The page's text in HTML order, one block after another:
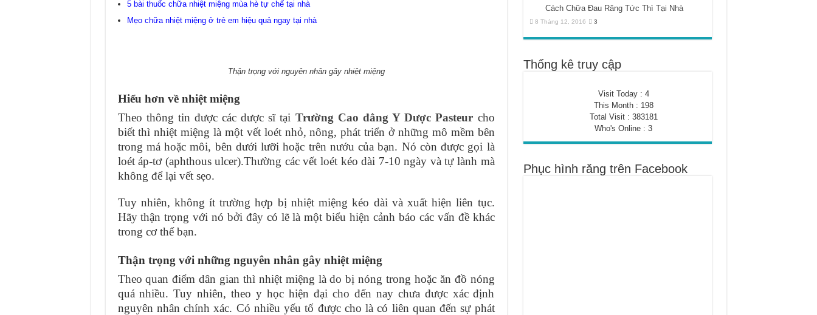
5 bài thuốc chữa nhiệt miệng mùa hè tự chế tại nhà
Mẹo chữa nhiệt miệng ở trẻ em hiệu quả ngay tại nhà
Thận trọng với nguyên nhân gây nhiệt miệng
Hiểu hơn về nhiệt miệng
Theo thông tin được các dược sĩ tại Trường Cao đẳng Y Dược Pasteur cho
biết thì nhiệt miệng là một vết loét nhỏ, nông, phát triển ở những mô mềm bên
trong má hoặc môi, bên dưới lưỡi hoặc trên nướu của bạn. Nó còn được gọi là
loét áp-tơ (aphthous ulcer).Thường các vết loét kéo dài 7-10 ngày và tự lành mà
không để lại vết sẹo.
Tuy nhiên, không ít trường hợp bị nhiệt miệng kéo dài và xuất hiện liên tục.
Hãy thận trọng với nó bởi đây có lẽ là một biểu hiện cảnh báo các vấn đề khác
trong cơ thể bạn.
Thận trọng với những nguyên nhân gây nhiệt miệng
Theo quan điểm dân gian thì nhiệt miệng là do bị nóng trong hoặc ăn đồ nóng
quá nhiều. Tuy nhiên, theo y học hiện đại cho đến nay chưa được xác định
nguyên nhân chính xác. Có nhiều yếu tố được cho là có liên quan đến sự phát
Cách Chữa Đau Răng Tức Thì Tại Nhà
8 Tháng 12, 2016 3
Thống kê truy cập
Visit Today : 4
This Month : 198
Total Visit : 383181
Who's Online : 3
Phục hình răng trên Facebook